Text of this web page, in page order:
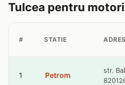
Tulcea pentru
# STATIE
1 Petrom
str.